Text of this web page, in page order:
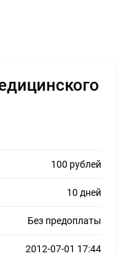
100 рублей
10 дней
Без предоплаты
2012-07-01 17:44